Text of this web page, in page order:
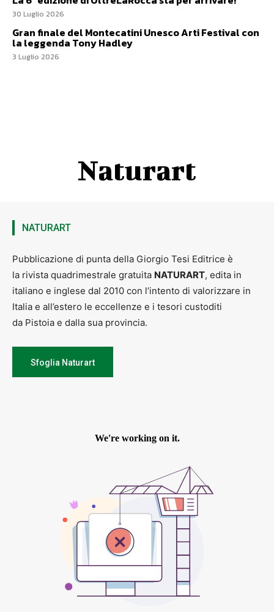
30 Luglio 2026
Gran finale del Montecatini Unesco Arti Festival con
la leggenda Tony Hadley
3 Luglio 2026
Naturart
NATURART
Pubblicazione di punta della Giorgio Tesi Editrice è
la rivista quadrimestrale gratuita NATURART, edita in
italiano e inglese dal 2010 con l’intento di valorizzare in
Italia e all’estero le eccellenze e i tesori custoditi
da Pistoia e dalla sua provincia.
Sfoglia Naturart